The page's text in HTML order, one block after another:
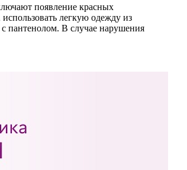
появление красных
легкую одежду из
пантенолом. В случае нарушения